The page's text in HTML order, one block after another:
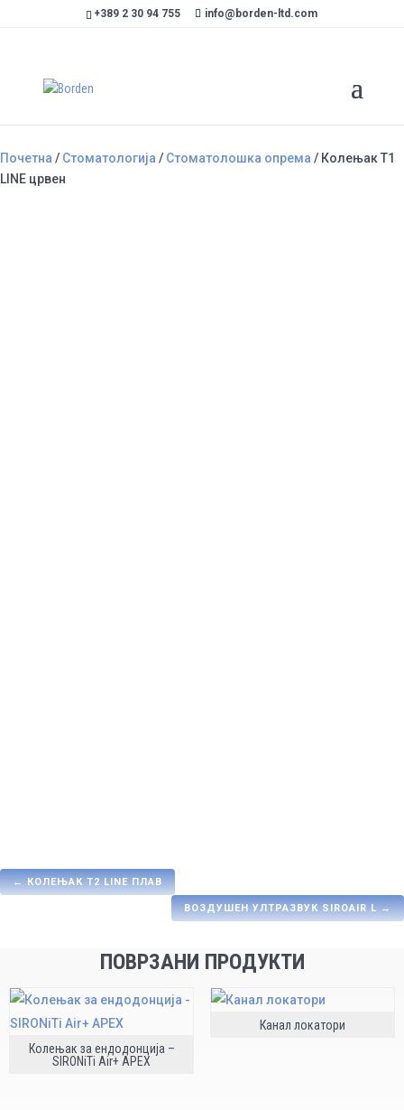
+389 2 30 94 755 info@borden-ltd.com
Почетна / Стоматологија / Стоматолошка опрема / Колењак Т1
LINE црвен
←КОЛЕЊАК Т2 LINE ПЛАВ
ВОЗДУШЕН УЛТРАЗВУК SIROAIR L→
ПОВРЗАНИ ПРОДУКТИ
Колењак за ендодонција –
SIRONiTi Air+ APEX
Канал локатори